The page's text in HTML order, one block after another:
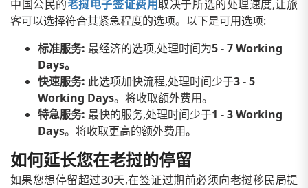
中国公民的老挝电子签证费用取决于所选的处理速度,让旅
客可以选择符合其紧急程度的选项。以下是可用选项:
标准服务: 最经济的选项,处理时间为5 - 7 Working
Days。
快速服务: 此选项加快流程,处理时间少于3 - 5
Working Days。将收取额外费用。
特急服务: 最快的服务,处理时间少于1 - 3 Working
Days。将收取更高的额外费用。
如何延长您在老挝的停留
如果您想停留超过30天,在签证过期前必须向老挝移民局提